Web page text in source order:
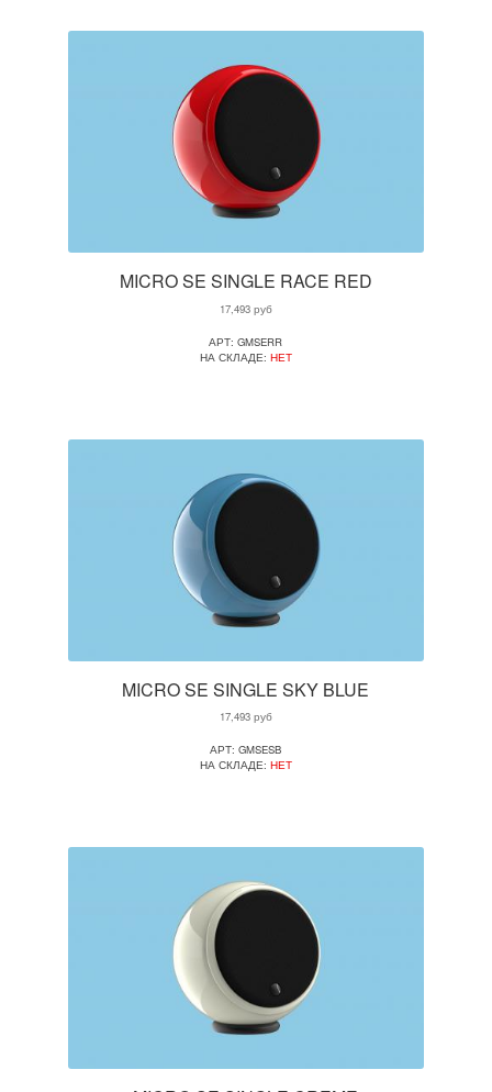
MICRO SE SINGLE RACE RED
17,493руб
АРТ: GMSERR
НА СКЛАДЕ: НЕТ
MICRO SE SINGLE SKY BLUE
17,493руб
АРТ: GMSESB
НА СКЛАДЕ: НЕТ